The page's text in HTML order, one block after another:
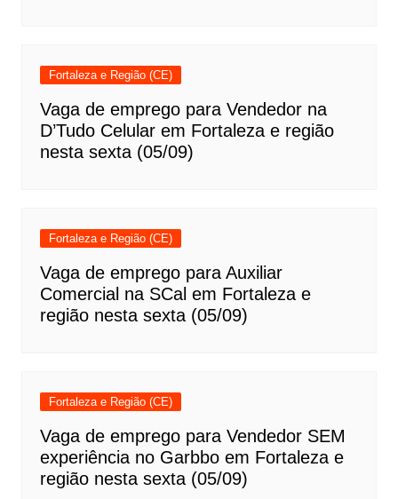
Fortaleza e Região (CE)
Vaga de emprego para Vendedor na
D’Tudo Celular em Fortaleza e região
nesta sexta (05/09)
Fortaleza e Região (CE)
Vaga de emprego para Auxiliar
Comercial na SCal em Fortaleza e
região nesta sexta (05/09)
Fortaleza e Região (CE)
Vaga de emprego para Vendedor SEM
experiência no Garbbo em Fortaleza e
região nesta sexta (05/09)